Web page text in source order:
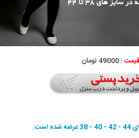
قیمت :49000 تومان
است.